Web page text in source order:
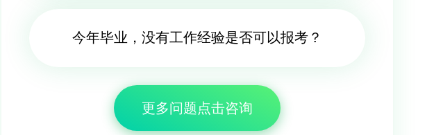
今年毕业，没有工作经验是否可以报考？
更多问题点击咨询